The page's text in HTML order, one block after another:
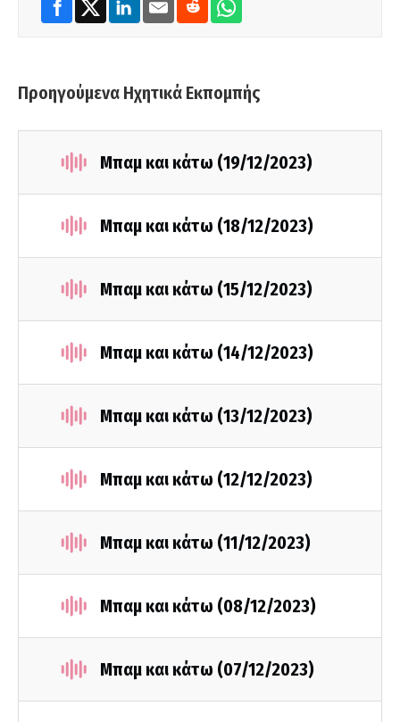
Προηγούμενα Ηχητικά Εκπομπής
Μπαμ και κάτω (19/12/2023)
Μπαμ και κάτω (18/12/2023)
Μπαμ και κάτω (15/12/2023)
Μπαμ και κάτω (14/12/2023)
Μπαμ και κάτω (13/12/2023)
Μπαμ και κάτω (12/12/2023)
Μπαμ και κάτω (11/12/2023)
Μπαμ και κάτω (08/12/2023)
Μπαμ και κάτω (07/12/2023)